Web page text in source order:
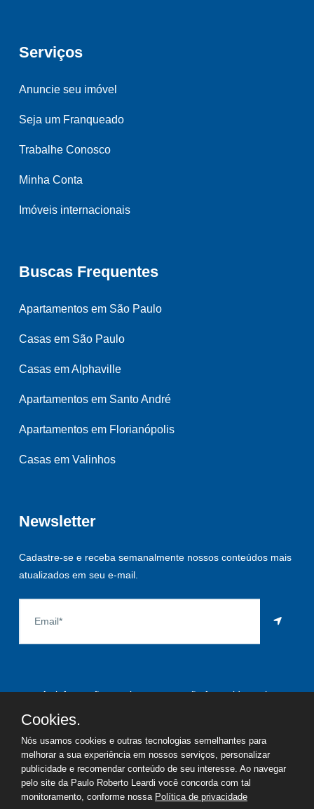
Serviços
Anuncie seu imóvel
Seja um Franqueado
Trabalhe Conosco
Minha Conta
Imóveis internacionais
Buscas Frequentes
Apartamentos em São Paulo
Casas em São Paulo
Casas em Alphaville
Apartamentos em Santo André
Apartamentos em Florianópolis
Casas em Valinhos
Newsletter
Cadastre-se e receba semanalmente nossos conteúdos mais
atualizados em seu e-mail.
As informações aqui constantes são fornecidas pelo
proprietário do imóvel e estão sujeitas a alteração a qualquer
©2026Copyright - Paulo Roberto Leardi | Todos os direitos
Cookies.
Nós usamos cookies e outras tecnologias semelhantes para
melhorar a sua experiência em nossos serviços, personalizar
publicidade e recomendar conteúdo de seu interesse. Ao navegar
pelo site da Paulo Roberto Leardi você concorda com tal
monitoramento, conforme nossa Política de privacidade